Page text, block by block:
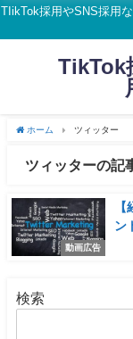
TIikTok採用やSNS採用
TikTok
ホーム ツィッター
ツィッターの記
動画広告
ン
検索